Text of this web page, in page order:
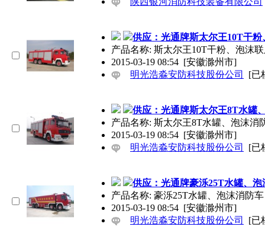
供应：光通牌斯太尔王10T干粉
产品名称: 斯太尔王10T干粉、泡沫
2015-03-19 08:54 [安徽滁州市]
明光浩淼安防科技股份公司
[已
供应：光通牌斯太尔王8T水罐
产品名称: 斯太尔王8T水罐、泡沫消
2015-03-19 08:54 [安徽滁州市]
明光浩淼安防科技股份公司
[已
供应：光通牌豪泺25T水罐、泡
产品名称: 豪泺25T水罐、泡沫消防车
2015-03-19 08:54 [安徽滁州市]
明光浩淼安防科技股份公司
[已